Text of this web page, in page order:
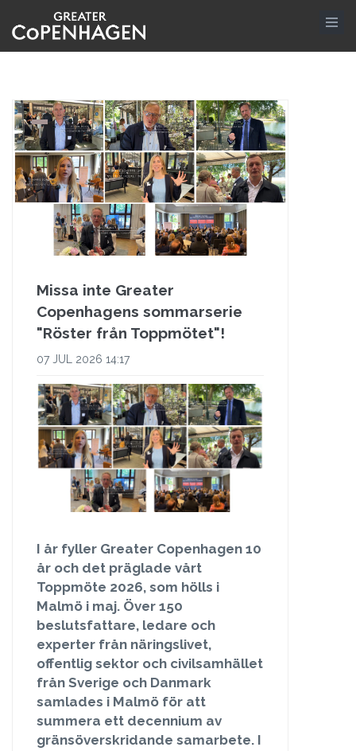
till
huvudinnehåll
Missa inte Greater
Copenhagens sommarserie
"Röster från Toppmötet"!
07 JUL 2026 14:17
I år fyller Greater Copenhagen 10
år och det präglade vårt
Toppmöte 2026, som hölls i
Malmö i maj. Över 150
beslutsfattare, ledare och
experter från näringslivet,
offentlig sektor och civilsamhället
från Sverige och Danmark
samlades i Malmö för att
summera ett decennium av
gränsöverskridande samarbete. I